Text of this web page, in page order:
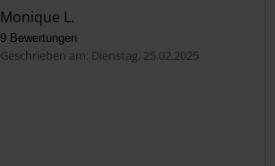
Monique L.
9 Bewertungen
Geschrieben am: Dienstag, 25.02.2025